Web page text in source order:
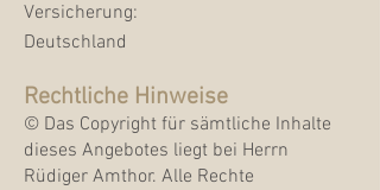
Versicherung:
Deutschland
Rechtliche Hinweise
© Das Copyright für sämtliche Inhalte
dieses Angebotes liegt bei Herrn
Rüdiger Amthor. Alle Rechte